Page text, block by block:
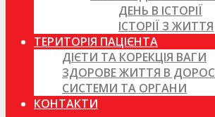
ДЕНЬ В ІСТОРІЇ
ІСТОРІЇ З ЖИТТЯ
ТЕРИТОРІЯ ПАЦІЄНТА
ДІЄТИ ТА КОРЕКЦІЯ ВАГИ
ЗДОРОВЕ ЖИТТЯ В
СИСТЕМИ ТА ОРГАНИ
КОНТАКТИ